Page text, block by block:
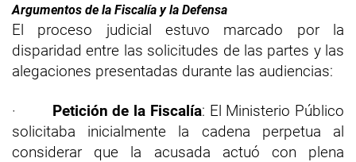
Argumentos de la Fiscalía y la Defensa
El proceso judicial estuvo marcado por la
disparidad entre las solicitudes de las partes y las
alegaciones presentadas durante las audiencias:
· Petición de la Fiscalía: El Ministerio Público
solicitaba inicialmente la cadena perpetua al
considerar que la acusada actuó con plena